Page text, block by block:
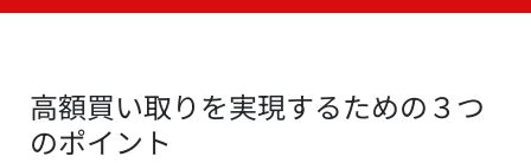
高額買い取りを実現するための３つ
のポイント